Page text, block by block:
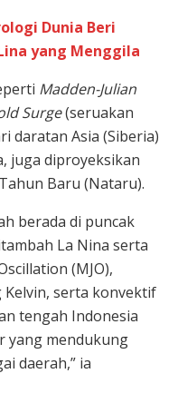
Dunia Beri
yang Menggila
Madden-Julian
Surge(seruakan
daratan Asia (Siberia)
juga diproyeksikan
Baru (Nataru).
berada di puncak
La Nina serta
(MJO),
Kelvin, serta konvektif
tengah Indonesia
yang mendukung
daerah,” ia